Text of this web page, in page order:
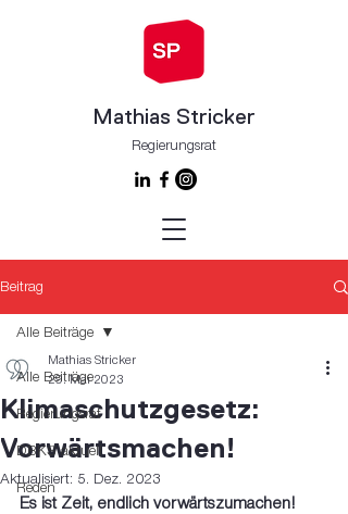
Mathias Stricker
Regierungsrat
Beitrag
Alle Beiträge
Regierungsrat
DBKS aktuell
Reden
Alle Beiträge
Klimaschutzgesetz:
Vorwärtsmachen!
Mathias Stricker
29. Mai 2023
Aktualisiert: 5. Dez. 2023
Es ist Zeit, endlich vorwärtszumachen!